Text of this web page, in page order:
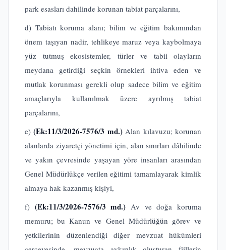
park esasları dahilinde korunan tabiat parçalarını,
d) Tabiatı koruma alanı; bilim ve eğitim bakımından
önem taşıyan nadir, tehlikeye maruz veya kaybolmaya
yüz tutmuş ekosistemler, türler ve tabii olayların
meydana getirdiği seçkin örnekleri ihtiva eden ve
mutlak korunması gerekli olup sadece bilim ve eğitim
amaçlarıyla kullanılmak üzere ayrılmış tabiat
parçalarını,
e)(Ek:11/3/2026-7576/3 md.)Alan kılavuzu; korunan
alanlarda ziyaretçi yönetimi için, alan sınırları dâhilinde
ve yakın çevresinde yaşayan yöre insanları arasından
Genel Müdürlükçe verilen eğitimi tamamlayarak kimlik
almaya hak kazanmış kişiyi,
f) (Ek:11/3/2026-7576/3 md.) Av ve doğa koruma
memuru; bu Kanun ve Genel Müdürlüğün görev ve
yetkilerinin düzenlendiği diğer mevzuat hükümleri